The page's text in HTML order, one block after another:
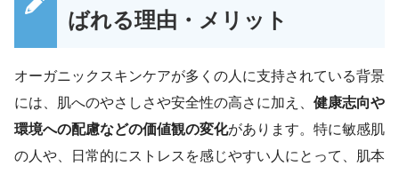
ばれる理由・メリット
オーガニックスキンケアが多くの人に支持されている背景
には、肌へのやさしさや安全性の高さに加え、 健康志向や
環境への配慮などの価値観の変化があります。特に敏感肌
の人や、日常的にストレスを感じやすい人にとって、肌本